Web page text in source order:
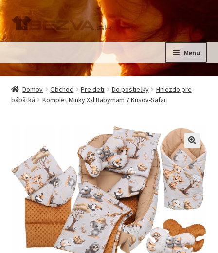
Preskočiť
na
navigáciu
Preskočiť
na
obsah
Menu
Domov
Pre deti
Oblečenie na krst, slávnostné oblečenie
Kontakt
Domov Obchod Pre deti Do postieľky
Hniezdo pre
bábätká
Komplet Minky Xxl Babymam 7 Kusov-Safari
🔍